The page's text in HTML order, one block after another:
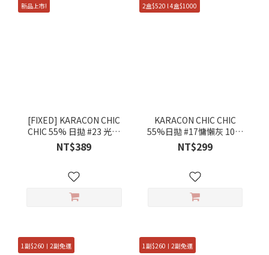
新品上市!
[FIXED] KARACON CHIC
CHIC 55% 日拋 #23 光影
灰 10片裝/盒
NT$389
2盒$520 l 4盒$1000
KARACON CHIC CHIC
55%日拋 #17慵懶灰 10片
裝/盒
NT$299
1副$260ㅣ2副免運 1副$260ㅣ2副免運